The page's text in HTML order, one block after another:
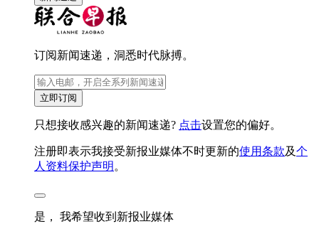
订阅新闻速递，洞悉时代脉搏。
立即订阅
只想接收感兴趣的新闻速递? 点击设置您的偏好。
注册即表示我接受新报业媒体不时更新的使用条款及个
人资料保护声明 。
是， 我希望收到新报业媒体